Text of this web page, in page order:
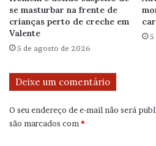
se masturbar na frente de
crianças perto de creche em
Valente
5 de agosto de 2026
5
Deixe um comentário
O seu endereço de e-mail não será
são marcados com*